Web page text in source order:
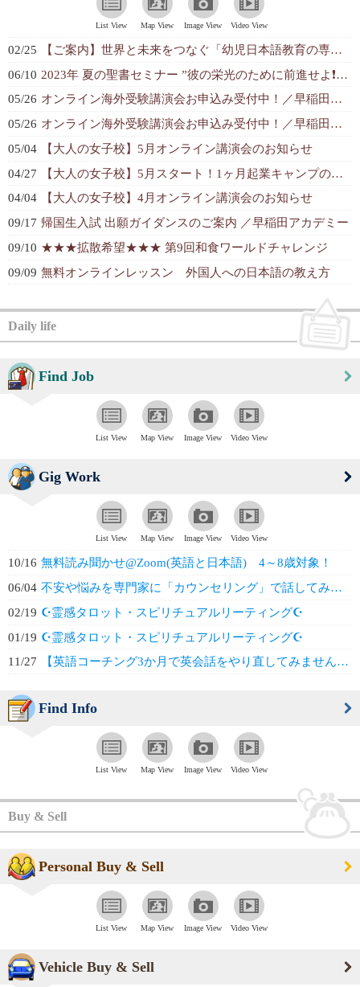
List View Map View Image View Video View
02/25
【ご案内】世界と未来をつなぐ「幼児日本語教育の専門性」テーマにした無料オンラ...
06/10 2023年 夏の聖書セミナー ”彼の栄光のために前進せよ❗️” オンライン参...
05/26 オンライン海外受験講演会お申込み受付中！／早稲田アカデミー国際部
05/26 オンライン海外受験講演会お申込み受付中！／早稲田アカデミー国際部
05/04
【大人の女子校】5月オンライン講演会のお知らせ
04/27
【大人の女子校】5月スタート！1ヶ月起業キャンプのご案内
04/04
【大人の女子校】4月オンライン講演会のお知らせ
09/17 帰国生入試 出願ガイダンスのご案内 ／早稲田アカデミー
09/10 ★★★拡散希望★★★ 第9回和食ワールドチャレンジ
09/09 無料オンラインレッスン 外国人への日本語の教え方
Daily life
Find Job
List View Map View Image View Video View
Gig Work
List View Map View Image View Video View
10/16 無料読み聞かせ@Zoom(英語と日本語) 4～8歳対象！
06/04 不安や悩みを専門家に「カウンセリング」で話してみませんか？
02/19 ☪️霊感タロット・スピリチュアルリーティング☪️
01/19 ☪️霊感タロット・スピリチュアルリーティング☪️
11/27
【英語コーチング3か月で英会話をやり直してみませんか?】
Find Info
List View Map View Image View Video View
Buy & Sell
Personal Buy & Sell
List View Map View Image View Video View
Vehicle Buy & Sell